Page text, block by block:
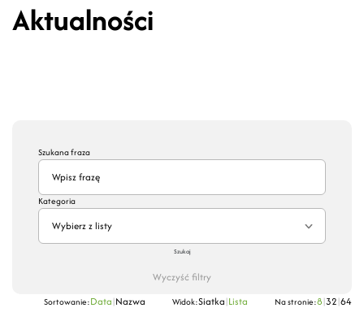
Aktualności
Szukana fraza
Kategoria
Wybierz z listy
Szukaj
Wyczyść filtry
Sortowanie:Data|Nazwa Widok:Siatka|Lista Na stronie:8|32|64